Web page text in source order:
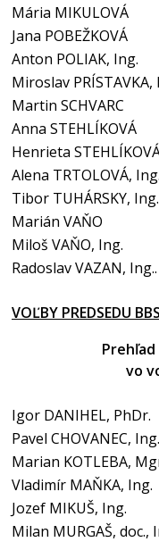
Mária MIKULOVÁ
Jana POBEŽKOVÁ
Anton POLIAK, Ing.
Miroslav PRÍSTAVKA,
Martin SCHVARC
Anna STEHLÍKOVÁ
Henrieta
Alena TRTOLOVÁ, Ing.
Tibor TUHÁRSKY, Ing.
Marián VAŇO
Miloš VAŇO, Ing.
Radoslav VAZAN, Ing..
VOĽBY PREDSEDU
vo
Igor DANIHEL, PhDr.
Pavel CHOVANEC, Ing.
Marian KOTLEBA,
Vladimír MAŇKA, Ing.
Jozef MIKUŠ, Ing.
Milan MURGAŠ, doc.,